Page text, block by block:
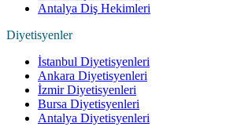
Antalya Diş Hekimleri
Diyetisyenler
İstanbul Diyetisyenleri
Ankara Diyetisyenleri
İzmir Diyetisyenleri
Bursa Diyetisyenleri
Antalya Diyetisyenleri